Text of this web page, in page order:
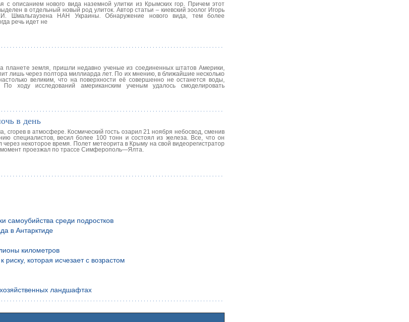
описанием нового вида наземной улитки из Крымских гор. Причем этот
в отдельный новый род улиток. Автор статьи – киевский зоолог Игорь
Шмальгаузена НАН Украины. Обнаружение нового вида, тем более
речь идет не
земля, пришли недавно ученые из соединенных штатов Америки,
лишь через полтора миллиарда лет. По их мнению, в ближайшие несколько
великим, что на поверхности её совершенно не останется воды,
ходу исследований американским ученым удалось смоделировать
в день
в атмосфере. Космический гость озарил 21 ноября небосвод, сменив
специалистов, весил более 100 тонн и состоял из железа. Все, что он
некоторое время. Полет метеорита в Крыму на свой видеорегистратор
момент проезжал по трассе Симферополь—Ялта.
самоубийства среди подростков
в Антарктиде
километров
которая исчезает с возрастом
ландшафтах